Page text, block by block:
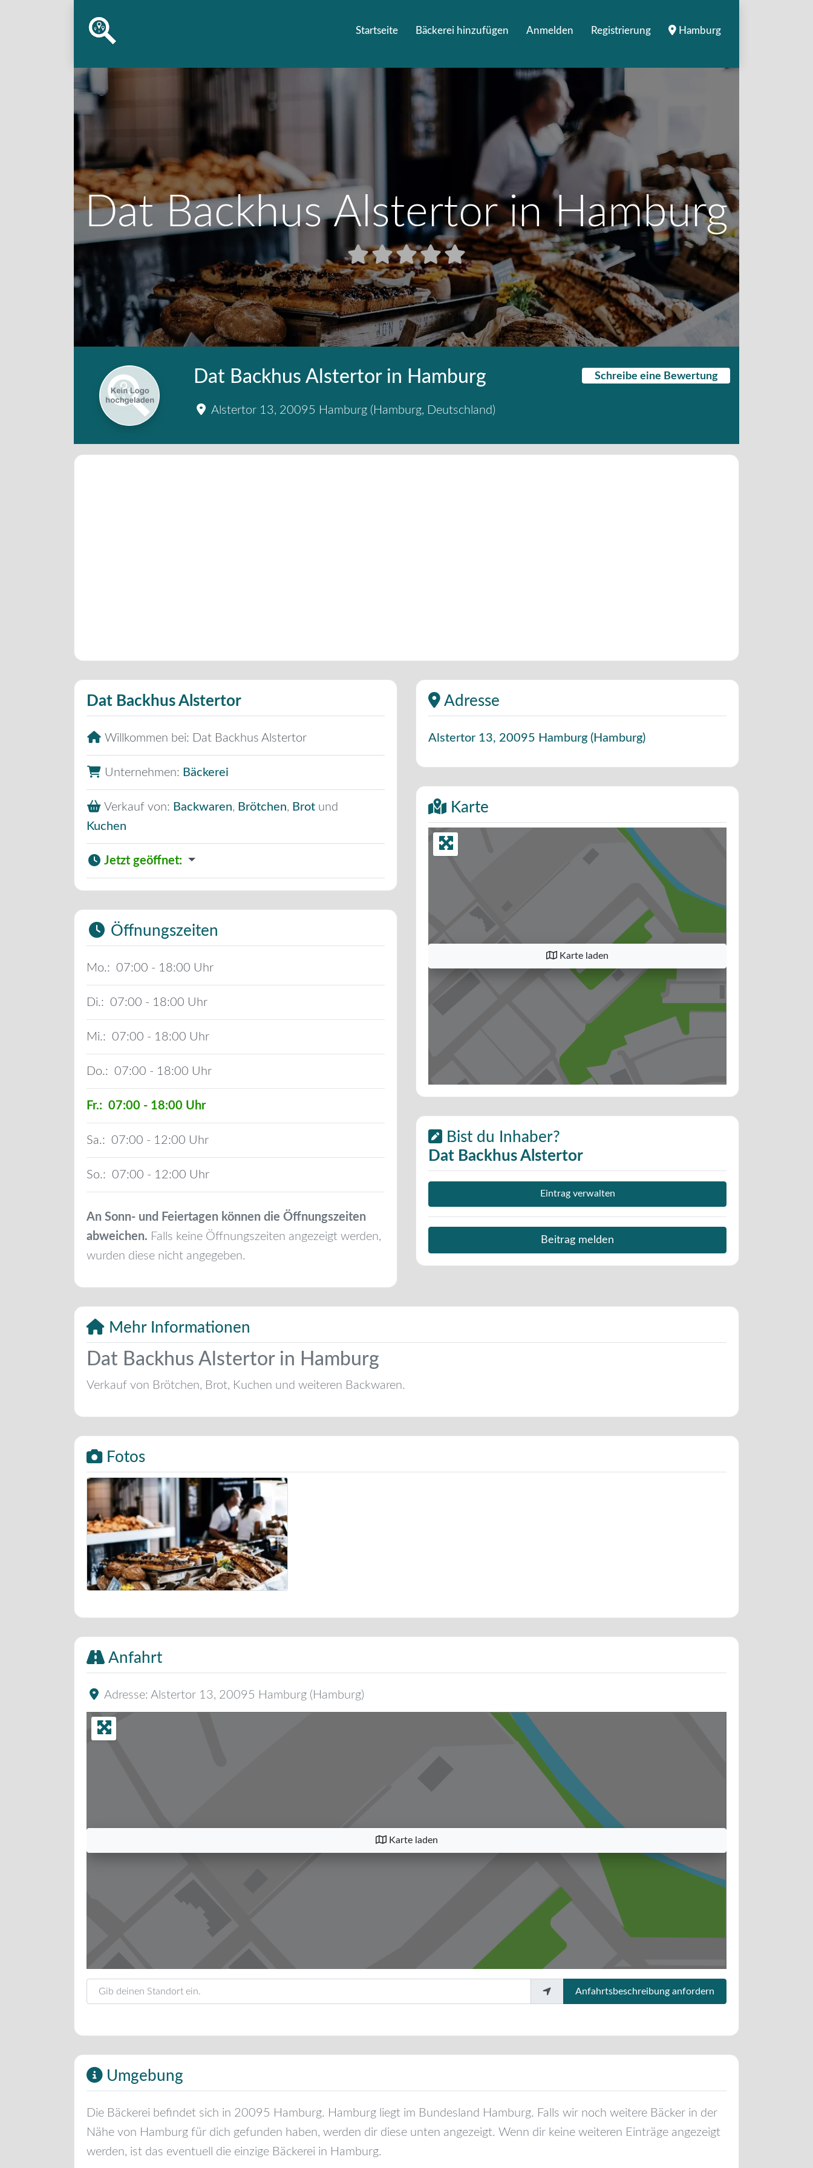
Startseite Bäckerei hinzufügen Anmelden Registrierung Hamburg
Dat Backhus Alstertor in Hamburg
Dat Backhus Alstertor in Hamburg
Alstertor 13, 20095 Hamburg ( Hamburg, Deutschland)
Schreibe eine Bewertung
Dat Backhus Alstertor
Willkommen bei: Dat Backhus Alstertor
Unternehmen: Bäckerei
Verkauf von: Backwaren, Brötchen, Brot und
Kuchen
Jetzt geöffnet:
Öffnungszeiten
Mo.: 07:00 - 18:00
Di.: 07:00 - 18:00
Mi.: 07:00 - 18:00
Do.: 07:00 - 18:00
Fr.: 07:00 - 18:00
Sa.: 07:00 - 12:00
So.: 07:00 - 12:00
An Sonn- und Feiertagen können die Öffnungszeiten
abweichen. Falls keine Öffnungszeiten angezeigt werden,
wurden diese nicht angegeben.
Adresse
Alstertor 13, 20095 Hamburg ( Hamburg)
Karte
Karte laden
Bist du Inhaber?
Dat Backhus Alstertor
Eintrag verwalten
Beitrag melden
Mehr Informationen
Dat Backhus Alstertor in Hamburg
Verkauf von Brötchen, Brot, Kuchen und weiteren Backwaren.
Fotos
Bäckerei Musterbild
Anfahrt
Adresse: Alstertor 13, 20095 Hamburg ( Hamburg)
Karte laden
Anfahrtsbeschreibung anfordern
Umgebung
Die Bäckerei befindet sich in 20095 Hamburg. Hamburg liegt im Bundesland Hamburg. Falls wir noch weitere Bäcker in der
Nähe von Hamburg für dich gefunden haben, werden dir diese unten angezeigt. Wenn dir keine weiteren Einträge angezeigt
werden, ist das eventuell die einzige Bäckerei in Hamburg.